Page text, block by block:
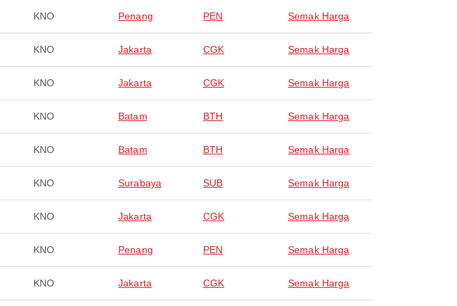
KNO Penang PEN Semak Harga
KNO Jakarta CGK Semak Harga
KNO Jakarta CGK Semak Harga
KNO Batam BTH Semak Harga
KNO Batam BTH Semak Harga
KNO Surabaya SUB Semak Harga
KNO Jakarta CGK Semak Harga
KNO Penang PEN Semak Harga
KNO Jakarta CGK Semak Harga